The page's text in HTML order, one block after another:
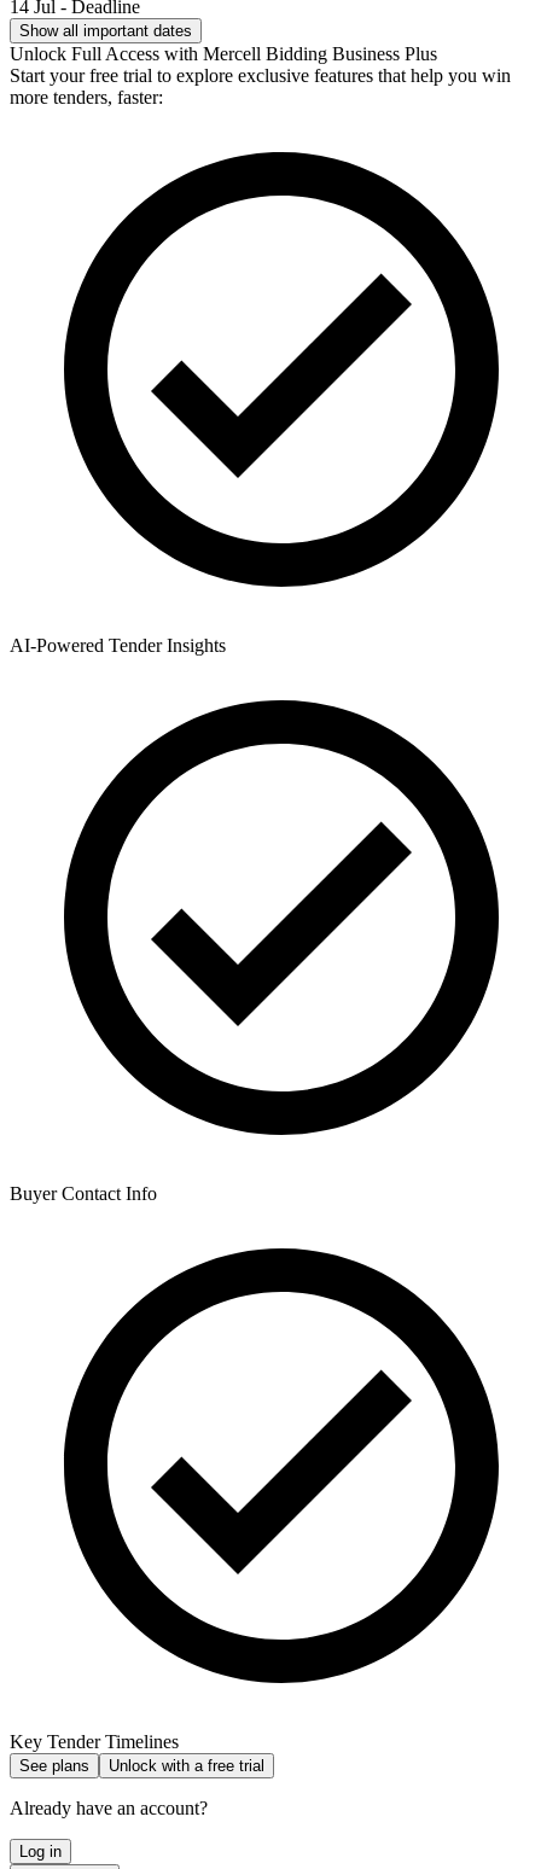
14 Jul - Deadline
Show all important dates
Unlock Full Access with Mercell Bidding Business Plus
Start your free trial to explore exclusive features that help you win
more tenders, faster:
AI-Powered Tender Insights
Buyer Contact Info
Key Tender Timelines
See plans Unlock with a free trial
Already have an account?
Log in